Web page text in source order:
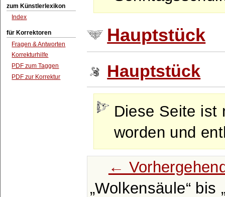
zum Künstlerlexikon
Index
für Korrektoren
Fragen & Antworten
Korrekturhilfe
PDF zum Taggen
PDF zur Korrektur
Hauptstück
Hauptstück
Diese Seite ist
worden und
←
Wolkensäule bis